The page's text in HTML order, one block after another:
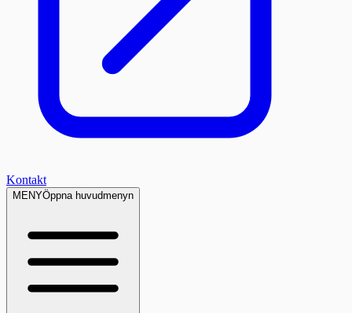
Kontakt
MENYÖppna huvudmenyn